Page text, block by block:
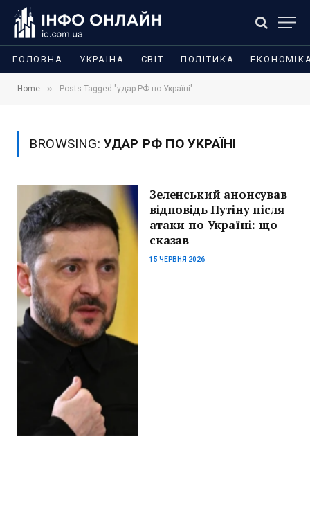
ГОЛОВНА УКРАЇНА СВІТ ПОЛІТИКА
Home » Posts Tagged "удар РФ по Україні"
BROWSING: УДАР РФ ПО УКРАЇНІ
Зеленський анонсував
відповідь Путіну після
атаки по Україні: що
сказав
15 ЧЕРВНЯ 2026